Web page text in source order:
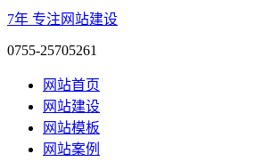
7年 专注网站建设
0755-25705261
网站首页
网站建设
网站模板
网站案例